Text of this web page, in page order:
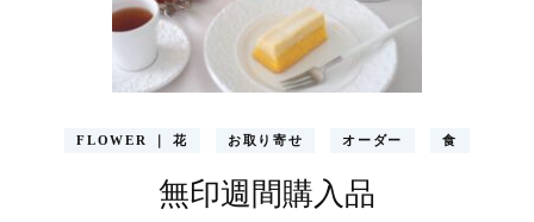
FLOWER ｜ 花 お取り寄せ オーダー 食
無印週間購入品